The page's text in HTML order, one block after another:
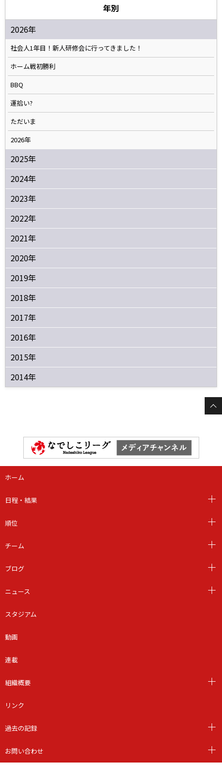
年別
2026年
社会人1年目！新人研修会に行ってきました！
ホーム戦初勝利
BBQ
運拾い?
ただいま
2026年
2025年
2024年
2023年
2022年
2021年
2020年
2019年
2018年
2017年
2016年
2015年
2014年
ホーム
日程・結果
順位
チーム
ブログ
ニュース
スタジアム
動画
連載
組織概要
リンク
過去の記録
お問い合わせ